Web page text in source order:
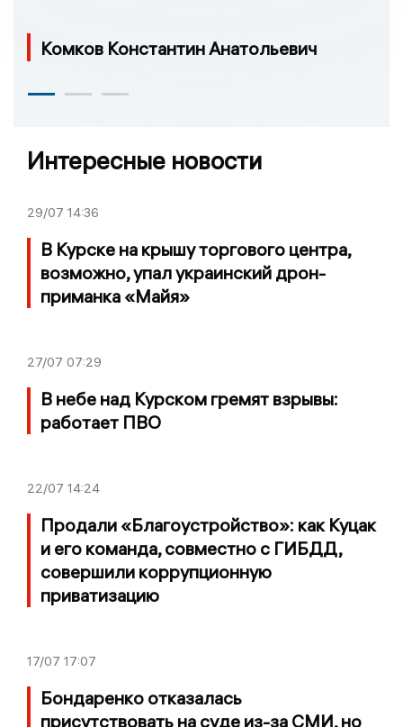
Комков Константин Анатольевич
Интересные новости
29/07 14:36
В Курске на крышу торгового центра,
возможно, упал украинский дрон-
приманка «Майя»
27/07 07:29
В небе над Курском гремят взрывы:
работает ПВО
22/07 14:24
Продали «Благоустройство»: как Куцак
и его команда, совместно с ГИБДД,
совершили коррупционную
приватизацию
17/07 17:07
Бондаренко отказалась
присутствовать на суде из-за СМИ, но